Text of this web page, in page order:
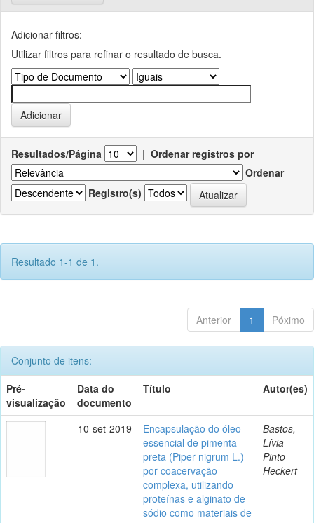
Adicionar filtros:
Utilizar filtros para refinar o resultado de busca.
Resultados/Página | Ordenar registros por
Ordenar
Registro(s)
Resultado 1-1 de 1.
Anterior 1 Póximo
Conjunto de itens:
Pré-
visualização
Data do
documento
Título Autor(es)
10-set-2019
Encapsulação do óleo
essencial de pimenta
preta (Piper nigrum L.)
por coacervação
complexa, utilizando
proteínas e alginato de
sódio como materiais de
Bastos,
Lívia
Pinto
Heckert